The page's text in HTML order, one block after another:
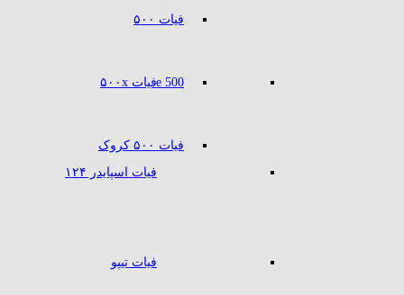
فیات ۵۰۰
500 e
فیات ۵۰۰ کروک
فیات ۵۰۰x
فیات اسپایدر ۱۲۴
فیات تیپو